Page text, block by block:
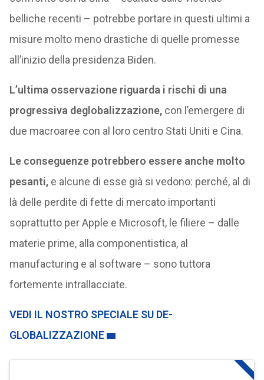
belliche recenti – potrebbe portare in questi ultimi a
misure molto meno drastiche di quelle promesse
all’inizio della presidenza Biden.
L’ultima osservazione riguarda i rischi di una
progressiva deglobalizzazione,con l’emergere di
due macroaree con al loro centro Stati Uniti e Cina.
Le conseguenze potrebbero essere anche molto
pesanti,e alcune di esse già si vedono: perché, al di
là delle perdite di fette di mercato importanti
soprattutto per Apple e Microsoft, le filiere – dalle
materie prime, alla componentistica, al
manufacturing e al software – sono tuttora
fortemente intrallacciate.
VEDI IL NOSTRO SPECIALE SU DE-
GLOBALIZZAZIONE